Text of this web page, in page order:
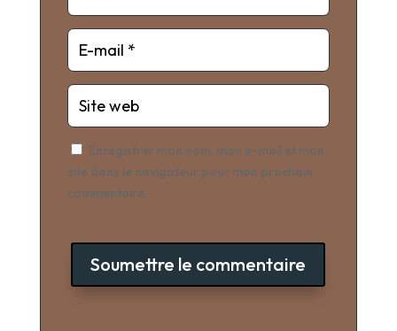
Enregistrer mon nom, mon e-mail et mon
site dans le navigateur pour mon prochain
commentaire.
Soumettre le commentaire